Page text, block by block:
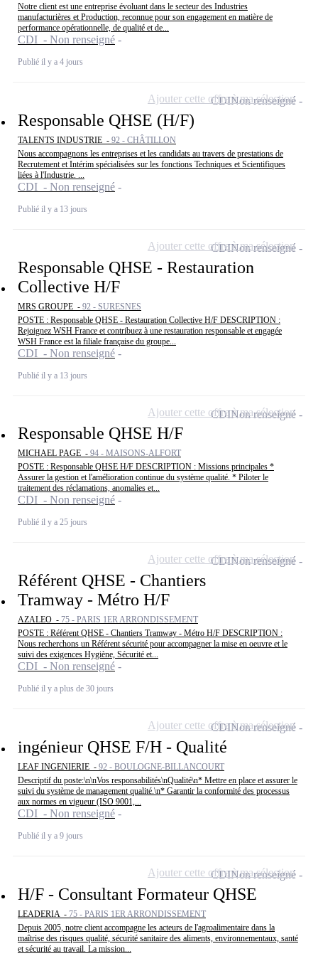
Notre client est une entreprise évoluant dans le secteur des Industries
manufacturières et Production, reconnue pour son engagement en matière de
performance opérationnelle, de qualité et de...
CDI - Non renseigné
Publié il y a 4 jours
Responsable QHSE (H/F)
TALENTS INDUSTRIE - 92 - CHÂTILLON
Nous accompagnons les entreprises et les candidats au travers de prestations de
Recrutement et Intérim spécialisées sur les fonctions Techniques et Scientifiques
liées à l'Industrie. ...
CDI - Non renseigné
Publié il y a 13 jours
CDINon renseigné
Ajouter cette offre à ma sélection
Responsable QHSE - Restauration
Collective H/F
MRS GROUPE - 92 - SURESNES
POSTE : Responsable QHSE - Restauration Collective H/F DESCRIPTION :
Rejoignez WSH France et contribuez à une restauration responsable et engagée
WSH France est la filiale française du groupe...
CDI - Non renseigné
Publié il y a 13 jours
CDINon renseigné
Ajouter cette offre à ma sélection
Responsable QHSE H/F
MICHAEL PAGE - 94 - MAISONS-ALFORT
POSTE : Responsable QHSE H/F DESCRIPTION : Missions principales *
Assurer la gestion et l'amélioration continue du système qualité. * Piloter le
traitement des réclamations, anomalies et...
CDI - Non renseigné
Publié il y a 25 jours
CDINon renseigné
Ajouter cette offre à ma sélection
Référent QHSE - Chantiers
Tramway - Métro H/F
AZALEO - 75 - PARIS 1ER ARRONDISSEMENT
POSTE : Référent QHSE - Chantiers Tramway - Métro H/F DESCRIPTION :
Nous recherchons un Référent sécurité pour accompagner la mise en oeuvre et le
suivi des exigences Hygiène, Sécurité et...
CDI - Non renseigné
Publié il y a plus de 30 jours
CDINon renseigné
Ajouter cette offre à ma sélection
ingénieur QHSE F/H - Qualité
LEAF INGENIERIE - 92 - BOULOGNE-BILLANCOURT
Descriptif du poste:\n\nVos responsabilités\nQualité\n* Mettre en place et assurer le
suivi du système de management qualité.\n* Garantir la conformité des processus
aux normes en vigueur (ISO 9001,...
CDI - Non renseigné
Publié il y a 9 jours
CDINon renseigné
Ajouter cette offre à ma sélection
H/F - Consultant Formateur QHSE
LEADERIA - 75 - PARIS 1ER ARRONDISSEMENT
Depuis 2005, notre client accompagne les acteurs de l'agroalimentaire dans la
maîtrise des risques qualité, sécurité sanitaire des aliments, environnementaux, santé
et sécurité au travail. La mission...
CDINon renseigné
Ajouter cette offre à ma sélection